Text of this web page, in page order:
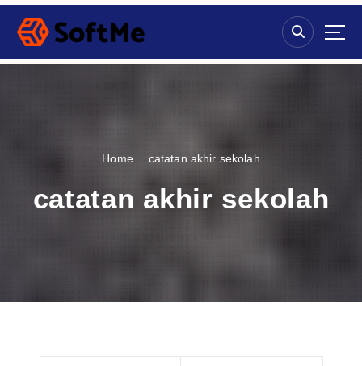
S
p
Home catatan akhir sekolah
catatan akhir sekolah